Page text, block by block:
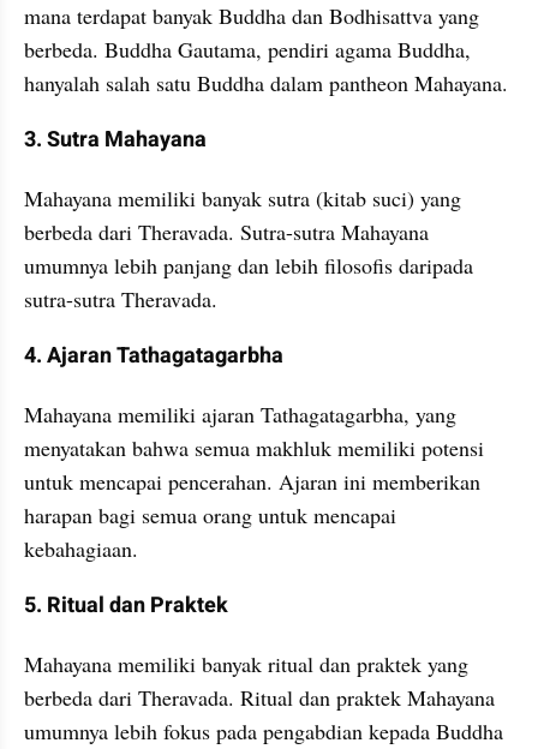
mana terdapat banyak Buddha dan Bodhisattva yang
berbeda. Buddha Gautama, pendiri agama Buddha,
hanyalah salah satu Buddha dalam pantheon Mahayana.
3. Sutra Mahayana
Mahayana memiliki banyak sutra (kitab suci) yang
berbeda dari Theravada. Sutra-sutra Mahayana
umumnya lebih panjang dan lebih filosofis daripada
sutra-sutra Theravada.
4. Ajaran Tathagatagarbha
Mahayana memiliki ajaran Tathagatagarbha, yang
menyatakan bahwa semua makhluk memiliki potensi
untuk mencapai pencerahan. Ajaran ini memberikan
harapan bagi semua orang untuk mencapai
kebahagiaan.
5. Ritual dan Praktek
Mahayana memiliki banyak ritual dan praktek yang
berbeda dari Theravada. Ritual dan praktek Mahayana
umumnya lebih fokus pada pengabdian kepada Buddha